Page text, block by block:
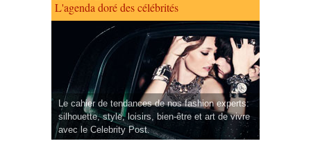
L'agenda doré des célébrités
Le cahier de tendances de nos fashion experts:
silhouette, style, loisirs, bien-être et art de vivre
avec le Celebrity Post.